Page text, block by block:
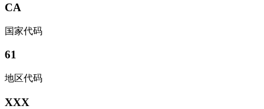
CA
国家代码
61
地区代码
XXX